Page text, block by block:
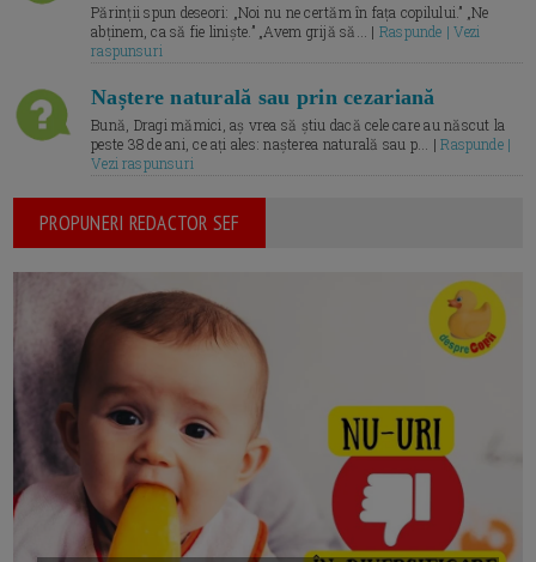
Părinții spun deseori: „Noi nu ne certăm în fața copilului.” „Ne
abținem, ca să fie liniște.” „Avem grijă să... | Raspunde | Vezi
raspunsuri
Naștere naturală sau prin cezariană
Bună, Dragi mămici, aș vrea să știu dacă cele care au născut la
peste 38 de ani, ce ați ales: nașterea naturală sau p... |Raspunde |
Vezi raspunsuri
PROPUNERI REDACTOR SEF